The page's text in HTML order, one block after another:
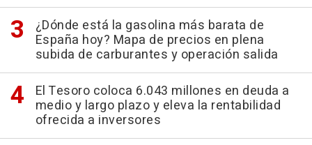
¿Dónde está la gasolina más barata de
España hoy? Mapa de precios en plena
subida de carburantes y operación salida
El Tesoro coloca 6.043 millones en deuda a
medio y largo plazo y eleva la rentabilidad
ofrecida a inversores